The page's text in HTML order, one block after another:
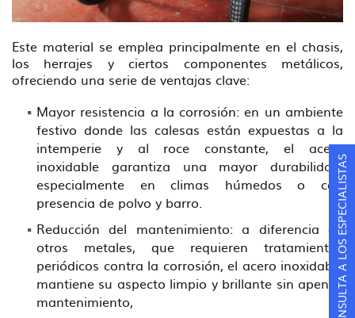
Este material se emplea principalmente en el chasis,
los herrajes y ciertos componentes metálicos,
ofreciendo una serie de ventajas clave:
Mayor resistencia a la corrosión: en un ambiente
festivo donde las calesas están expuestas a la
intemperie y al roce constante, el acero
inoxidable garantiza una mayor durabilidad,
especialmente en climas húmedos o con
presencia de polvo y barro.
Reducción del mantenimiento: a diferencia de
otros metales, que requieren tratamientos
periódicos contra la corrosión, el acero inoxidable
mantiene su aspecto limpio y brillante sin apenas
mantenimiento,
CONSULTA A LOS ESPECIALISTAS